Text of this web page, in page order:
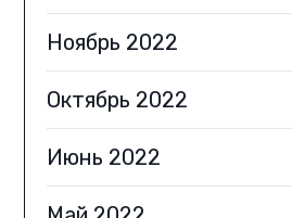
Ноябрь 2022
Октябрь 2022
Июнь 2022